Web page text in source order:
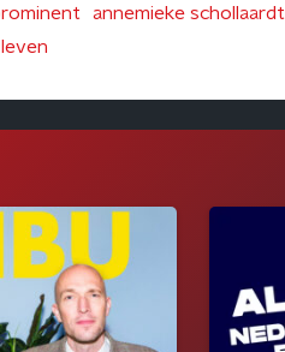
annemieke schollaardt